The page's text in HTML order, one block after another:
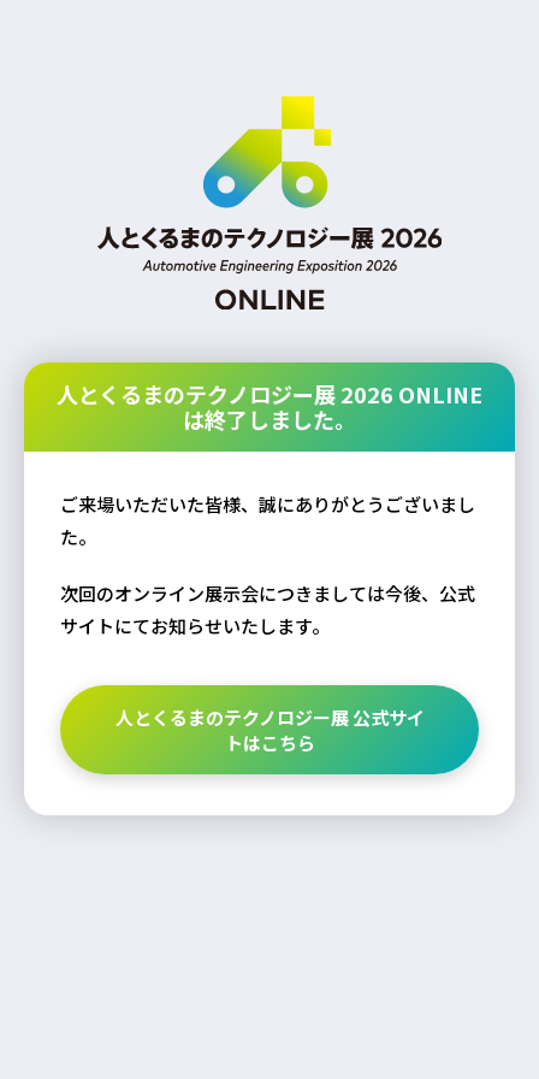
人とくるまのテクノロジー展 2026 ONLINE
は終了しました。
ご来場いただいた皆様、誠にありがとうございまし
た。
次回のオンライン展示会につきましては今後、公式
サイトにてお知らせいたします。
人とくるまのテクノロジー展 公式サイ
トはこちら